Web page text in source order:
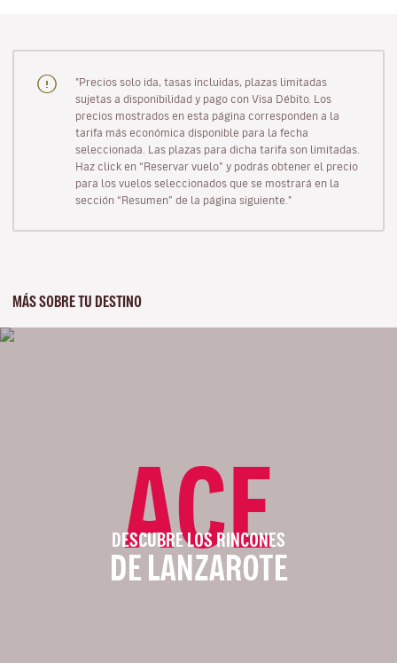
"Precios solo ida, tasas incluidas, plazas limitadas
sujetas a disponibilidad y pago con Visa Débito. Los
precios mostrados en esta página corresponden a la
tarifa más económica disponible para la fecha
seleccionada. Las plazas para dicha tarifa son limitadas.
Haz click en “Reservar vuelo” y podrás obtener el precio
para los vuelos seleccionados que se mostrará en la
sección “Resumen” de la página siguiente."
MÁS SOBRE TU DESTINO
ACE
DESCUBRE LOS RINCONES
DE LANZAROTE